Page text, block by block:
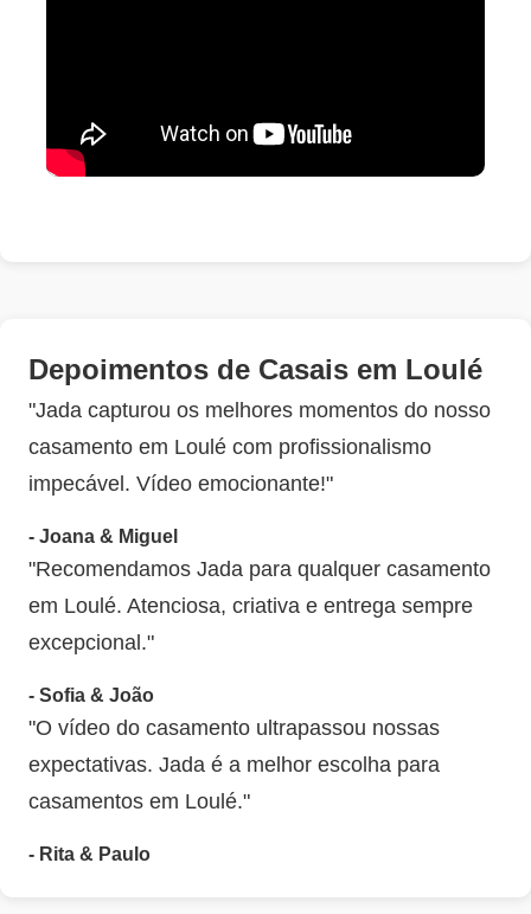
Depoimentos de Casais em Loulé
"Jada capturou os melhores momentos do nosso
casamento em Loulé com profissionalismo
impecável. Vídeo emocionante!"
- Joana & Miguel
"Recomendamos Jada para qualquer casamento
em Loulé. Atenciosa, criativa e entrega sempre
excepcional."
- Sofia & João
"O vídeo do casamento ultrapassou nossas
expectativas. Jada é a melhor escolha para
casamentos em Loulé."
- Rita & Paulo